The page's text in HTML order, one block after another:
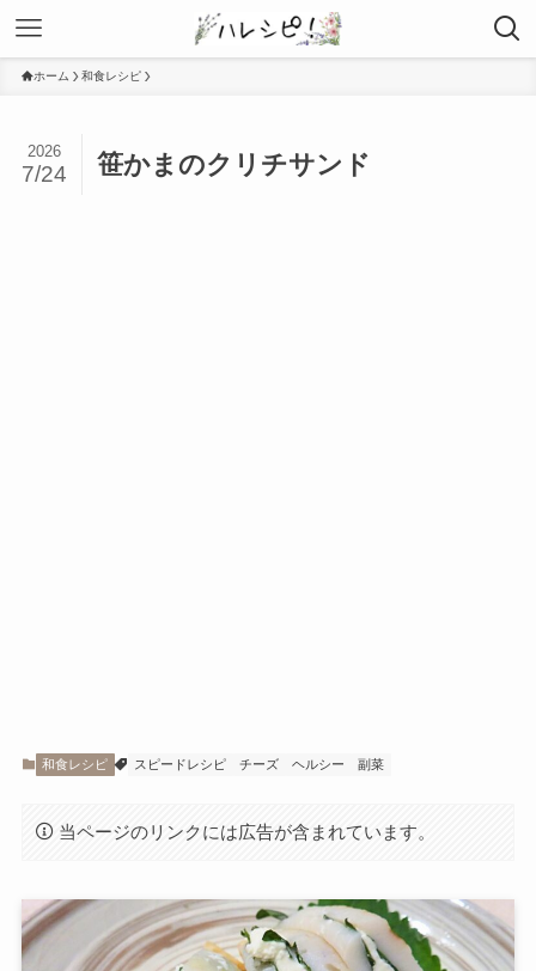
ホーム 和食レシピ
笹かまのクリチサンド
2026
7/24
和食レシピ スピードレシピ チーズ ヘルシー 副菜
当ページのリンクには広告が含まれています。